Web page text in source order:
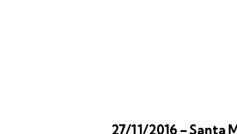
27/11/2016 – Santa